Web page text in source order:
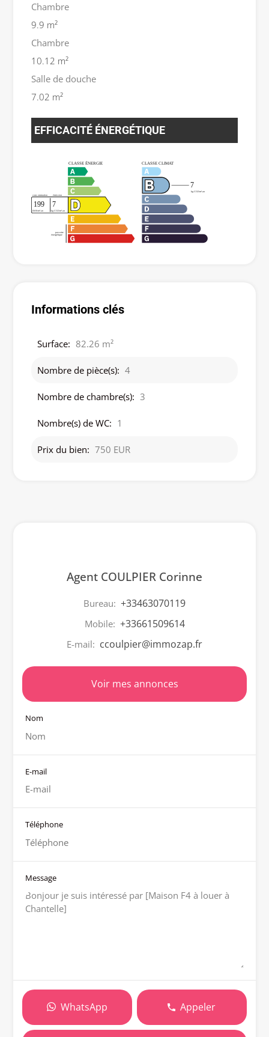
Chambre
9.9 m²
Chambre
10.12 m²
Salle de douche
7.02 m²
EFFICACITÉ ÉNERGÉTIQUE
Informations clés
Surface: 82.26 m²
Nombre de pièce(s): 4
Nombre de chambre(s): 3
Nombre(s) de WC: 1
Prix du bien: 750 EUR
Agent COULPIER Corinne
Bureau: +33463070119
Mobile: +33661509614
E-mail: ccoulpier@immozap.fr
Voir mes annonces
Nom
E-mail
Téléphone
Message
WhatsApp Appeler